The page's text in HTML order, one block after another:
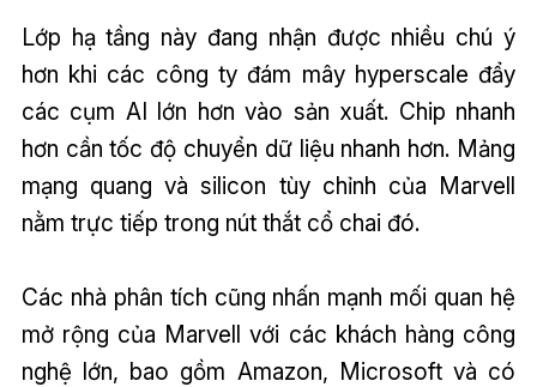
Lớp hạ tầng này đang nhận được nhiều chú ý
hơn khi các công ty đám mây hyperscale đẩy
các cụm AI lớn hơn vào sản xuất. Chip nhanh
hơn cần tốc độ chuyển dữ liệu nhanh hơn. Mảng
mạng quang và silicon tùy chỉnh của Marvell
nằm trực tiếp trong nút thắt cổ chai đó.
Các nhà phân tích cũng nhấn mạnh mối quan hệ
mở rộng của Marvell với các khách hàng công
nghệ lớn, bao gồm Amazon, Microsoft và có